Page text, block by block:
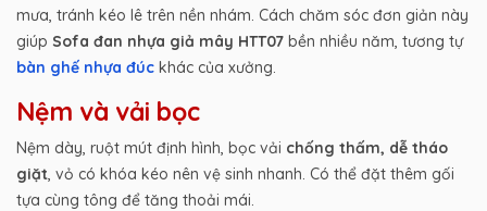
mưa, tránh kéo lê trên nền nhám. Cách chăm sóc đơn giản này
giúp Sofa đan nhựa giả mây HTT07 bền nhiều năm, tương tự
bàn ghế nhựa đúc khác của xưởng.
Nệm và vải bọc
Nệm dày, ruột mút định hình, bọc vải chống thấm, dễ tháo
giặt , vỏ có khóa kéo nên vệ sinh nhanh. Có thể đặt thêm gối
tựa cùng tông để tăng thoải mái.